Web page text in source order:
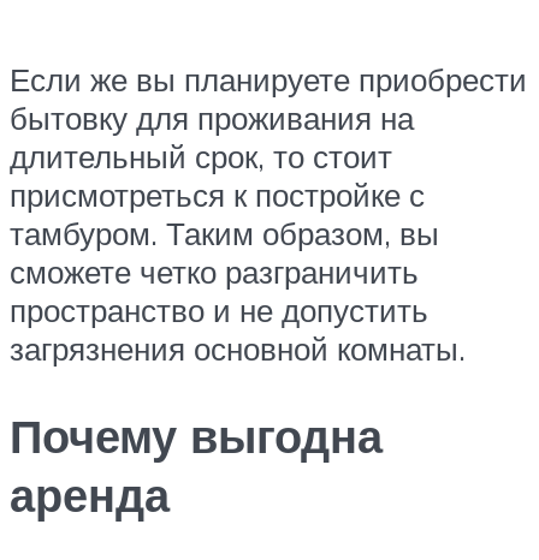
Если же вы планируете приобрести
бытовку для проживания на
длительный срок, то стоит
присмотреться к постройке с
тамбуром. Таким образом, вы
сможете четко разграничить
пространство и не допустить
загрязнения основной комнаты.
Почему выгодна
аренда